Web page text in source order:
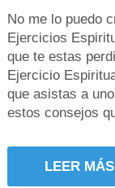
No me lo puedo
Ejercicios
que te estas
Ejercicio
que asistas a
estos consejos
LEER MÁS